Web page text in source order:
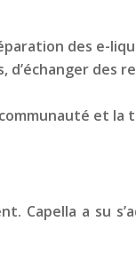
des e-
d’échanger des
et la
Capella a su